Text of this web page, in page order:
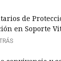
de
en Soporte